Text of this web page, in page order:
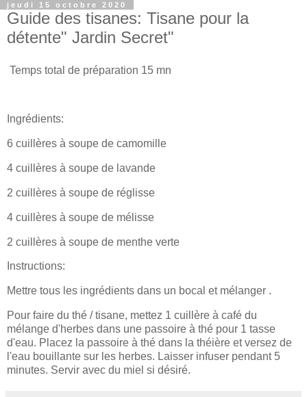
jeudi 15 octobre 2020
Guide des tisanes: Tisane pour la
détente" Jardin Secret"
Temps total de préparation 15 mn
Ingrédients:
6 cuillères à soupe de camomille
4 cuillères à soupe de lavande
2 cuillères à soupe de réglisse
4 cuillères à soupe de mélisse
2 cuillères à soupe de menthe verte
Instructions:
Mettre tous les ingrédients dans un bocal et mélanger .
Pour faire du thé / tisane, mettez 1 cuillère à café du
mélange d'herbes dans une passoire à thé pour 1 tasse
d'eau. Placez la passoire à thé dans la théière et versez de
l'eau bouillante sur les herbes. Laisser infuser pendant 5
minutes. Servir avec du miel si désiré.